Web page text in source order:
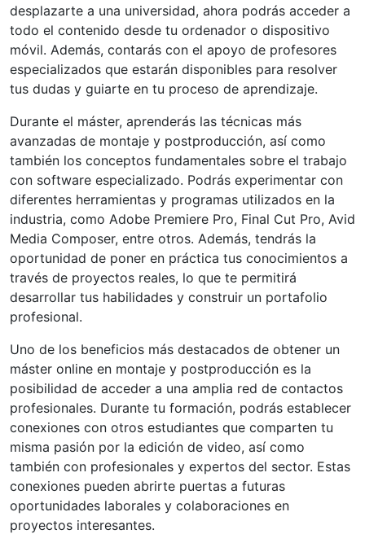
desplazarte a una universidad, ahora podrás acceder a
todo el contenido desde tu ordenador o dispositivo
móvil. Además, contarás con el apoyo de profesores
especializados que estarán disponibles para resolver
tus dudas y guiarte en tu proceso de aprendizaje.
Durante el máster, aprenderás las técnicas más
avanzadas de montaje y postproducción, así como
también los conceptos fundamentales sobre el trabajo
con software especializado. Podrás experimentar con
diferentes herramientas y programas utilizados en la
industria, como Adobe Premiere Pro, Final Cut Pro, Avid
Media Composer, entre otros. Además, tendrás la
oportunidad de poner en práctica tus conocimientos a
través de proyectos reales, lo que te permitirá
desarrollar tus habilidades y construir un portafolio
profesional.
Uno de los beneficios más destacados de obtener un
máster online en montaje y postproducción es la
posibilidad de acceder a una amplia red de contactos
profesionales. Durante tu formación, podrás establecer
conexiones con otros estudiantes que comparten tu
misma pasión por la edición de video, así como
también con profesionales y expertos del sector. Estas
conexiones pueden abrirte puertas a futuras
oportunidades laborales y colaboraciones en
proyectos interesantes.